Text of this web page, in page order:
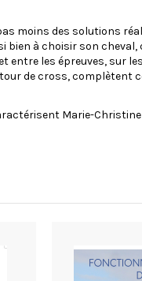
moins des solutions
bien à choisir son
entre les épreuves, sur
de cross, complètent
Marie-